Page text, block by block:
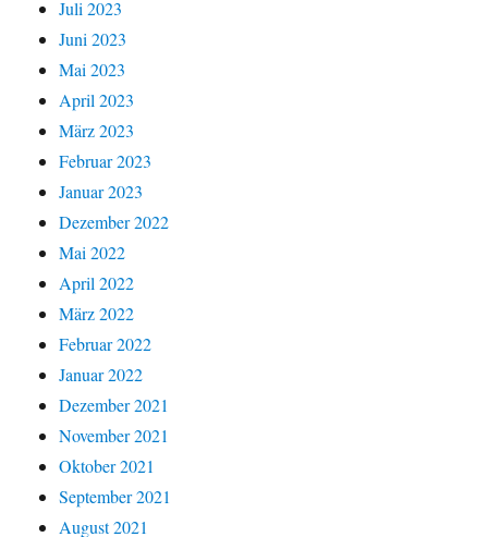
Juli 2023
Juni 2023
Mai 2023
April 2023
März 2023
Februar 2023
Januar 2023
Dezember 2022
Mai 2022
April 2022
März 2022
Februar 2022
Januar 2022
Dezember 2021
November 2021
Oktober 2021
September 2021
August 2021